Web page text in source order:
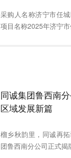
采购人名称济宁市任
项目名称2025年济宁
同诚集团鲁西南
区域发展新篇
榴乡秋韵里，同诚再
团鲁西南分公司正式揭